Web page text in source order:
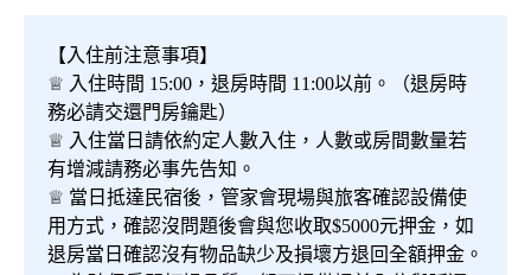
【入住前注意事項】
♕ 入住時間 15:00，退房時間 11:00以前。（退房時
務必請交還門房鑰匙）
♕ 入住當日請依約定人數入住，人數或房間數量若
有增減請務必事先告知。
♕ 當日抵達民宿後，管家會現場與旅客確認設備使
用方式，確認沒問題後會與您收取$5000元押金，如
退房當日確認沒有物品缺少及損壞方退回全額押金。